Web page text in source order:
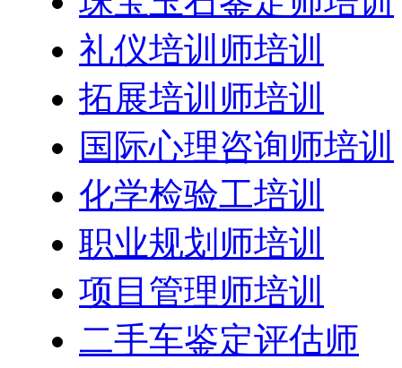
礼仪培训师培训
拓展培训师培训
国际心理咨询师培训
化学检验工培训
职业规划师培训
项目管理师培训
二手车鉴定评估师